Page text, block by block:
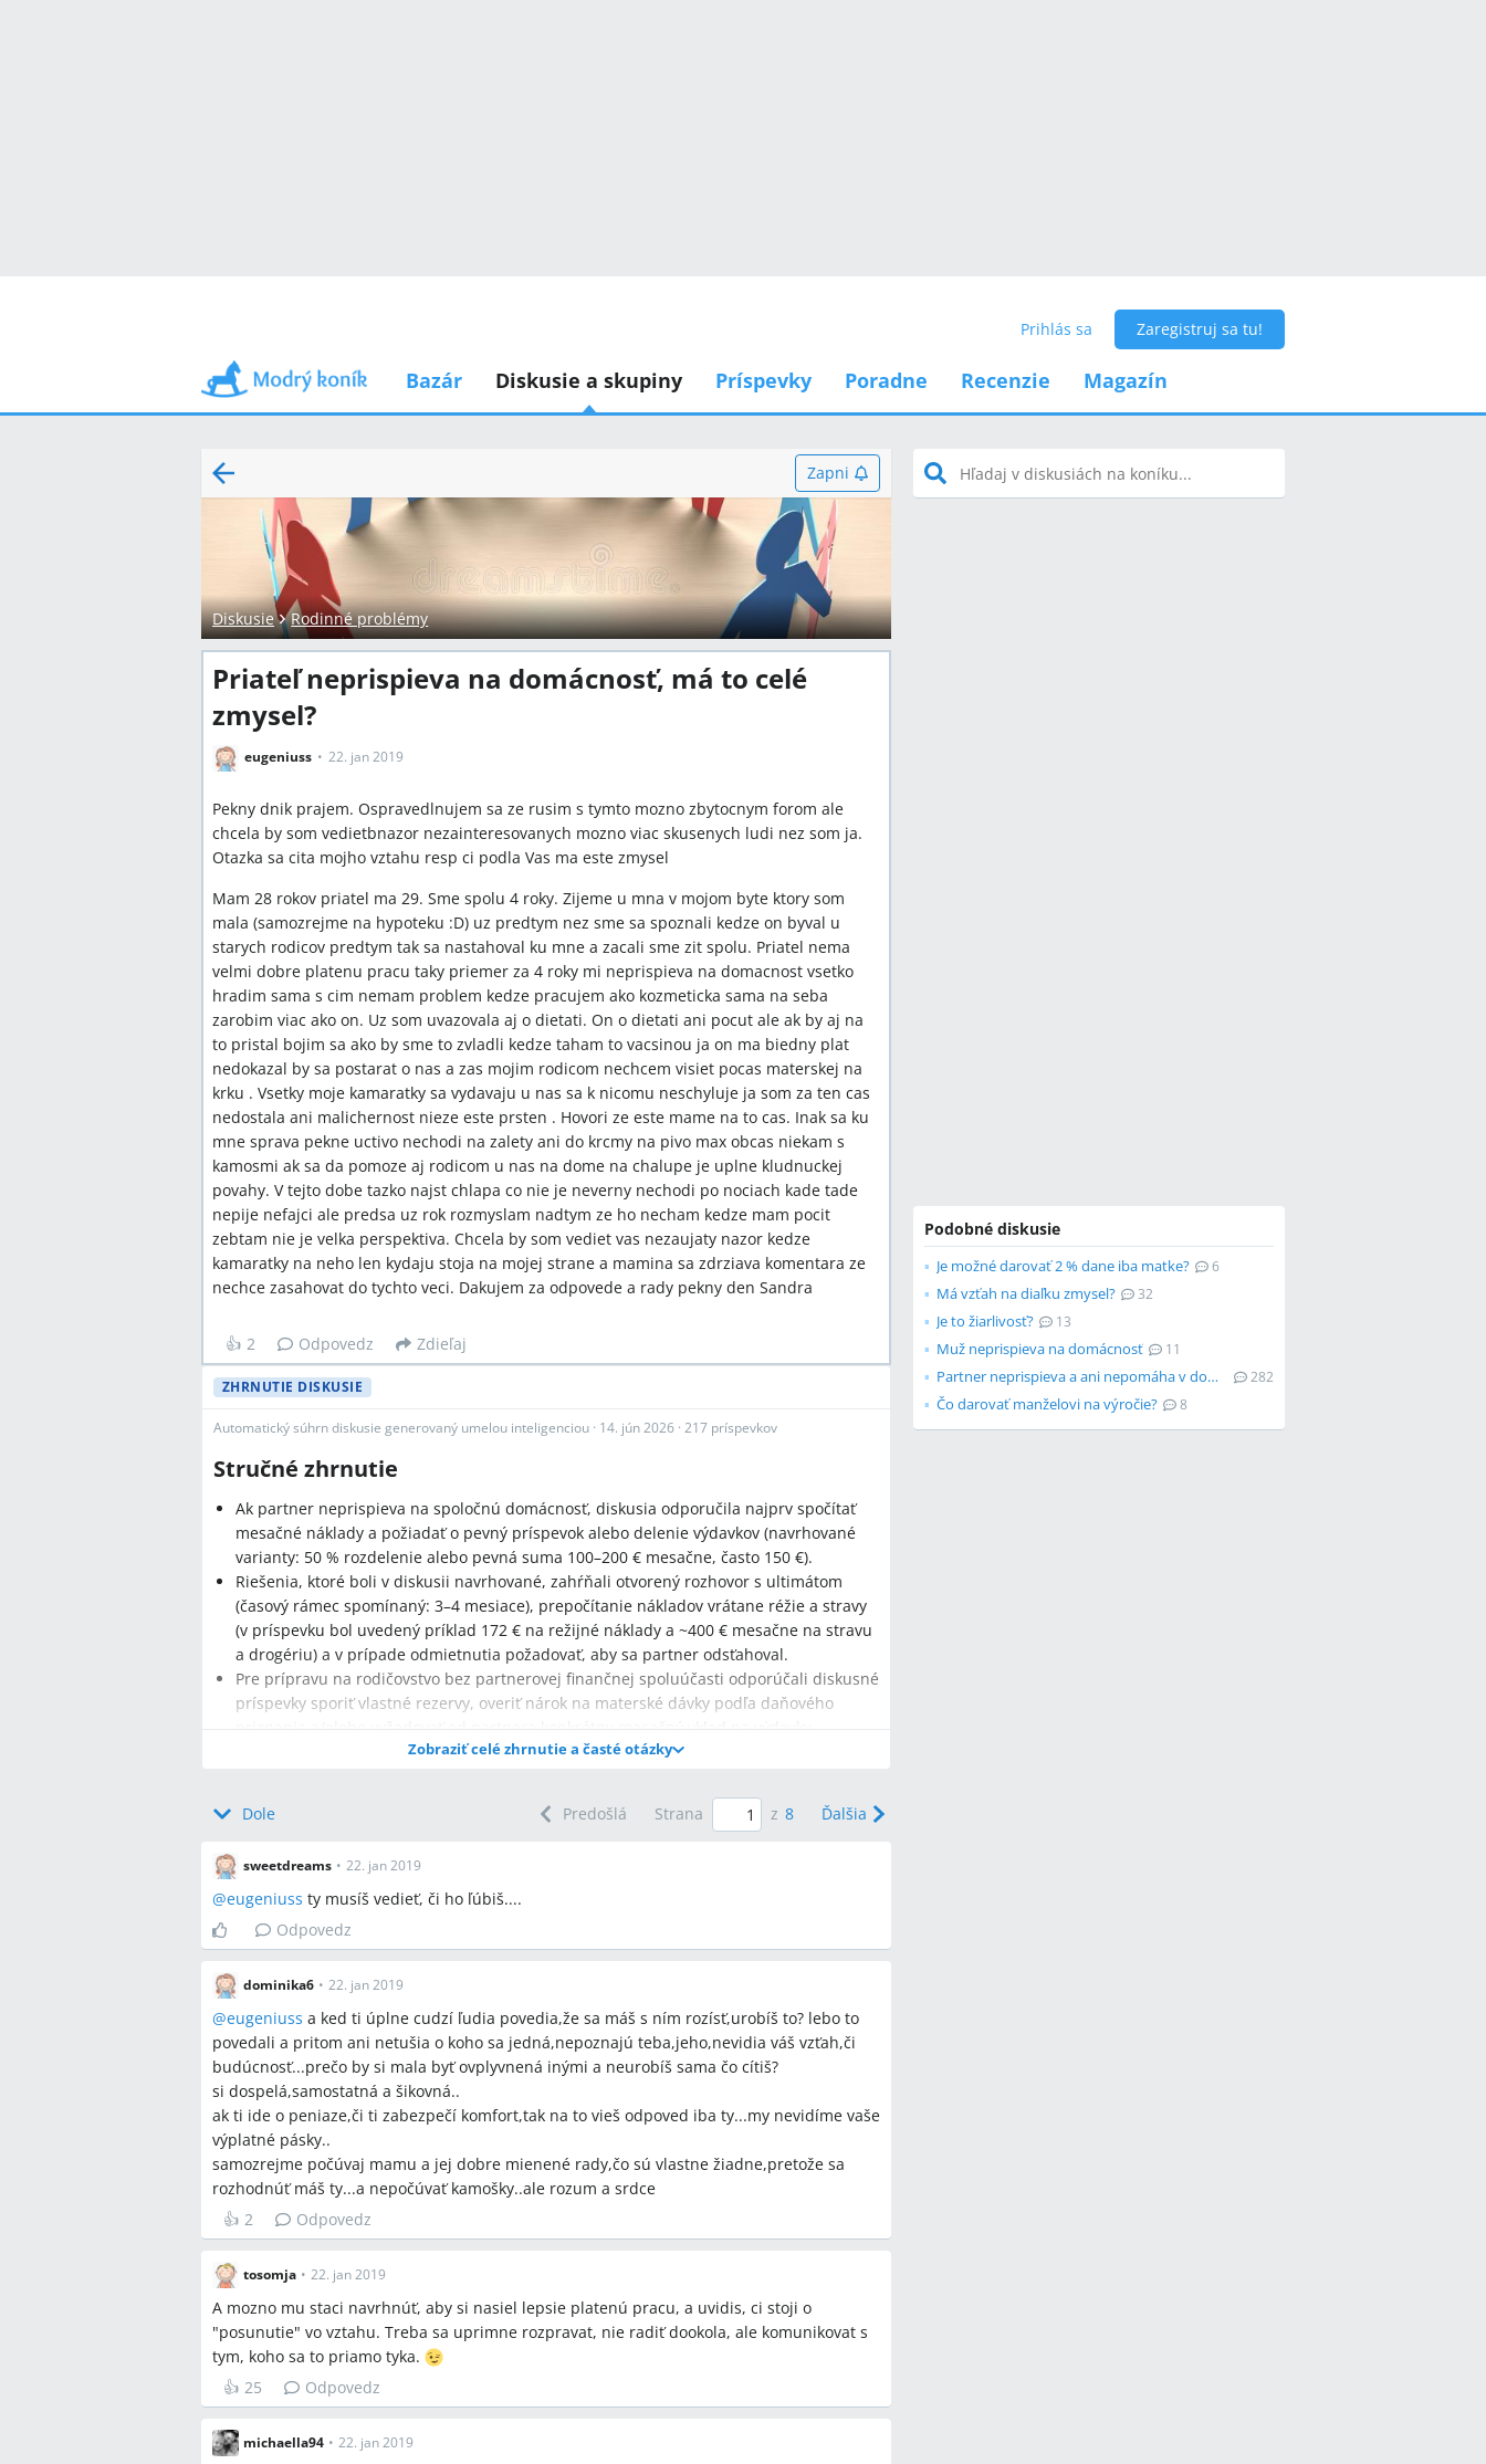
Prihlás sa Zaregistruj sa tu!
Bazár Diskusie a skupiny Príspevky Poradne Recenzie Magazín
Zapni
Diskusie Rodinné problémy
Priateľ neprispieva na domácnosť, má to celé
zmysel?
eugeniuss 22. jan 2019
Pekny dnik prajem. Ospravedlnujem sa ze rusim s tymto mozno zbytocnym forom ale
chcela by som vedietbnazor nezainteresovanych mozno viac skusenych ludi nez som ja.
Otazka sa cita mojho vztahu resp ci podla Vas ma este zmysel
Mam 28 rokov priatel ma 29. Sme spolu 4 roky. Zijeme u mna v mojom byte ktory som
mala (samozrejme na hypoteku :D) uz predtym nez sme sa spoznali kedze on byval u
starych rodicov predtym tak sa nastahoval ku mne a zacali sme zit spolu. Priatel nema
velmi dobre platenu pracu taky priemer za 4 roky mi neprispieva na domacnost vsetko
hradim sama s cim nemam problem kedze pracujem ako kozmeticka sama na seba
zarobim viac ako on. Uz som uvazovala aj o dietati. On o dietati ani pocut ale ak by aj na
to pristal bojim sa ako by sme to zvladli kedze taham to vacsinou ja on ma biedny plat
nedokazal by sa postarat o nas a zas mojim rodicom nechcem visiet pocas materskej na
krku . Vsetky moje kamaratky sa vydavaju u nas sa k nicomu neschyluje ja som za ten cas
nedostala ani malichernost nieze este prsten . Hovori ze este mame na to cas. Inak sa ku
mne sprava pekne uctivo nechodi na zalety ani do krcmy na pivo max obcas niekam s
kamosmi ak sa da pomoze aj rodicom u nas na dome na chalupe je uplne kludnuckej
povahy. V tejto dobe tazko najst chlapa co nie je neverny nechodi po nociach kade tade
nepije nefajci ale predsa uz rok rozmyslam nadtym ze ho necham kedze mam pocit
zebtam nie je velka perspektiva. Chcela by som vediet vas nezaujaty nazor kedze
kamaratky na neho len kydaju stoja na mojej strane a mamina sa zdrziava komentara ze
nechce zasahovat do tychto veci. Dakujem za odpovede a rady pekny den Sandra
👍 2 Odpovedz Zdieľaj
ZHRNUTIE DISKUSIE
Automatický súhrn diskusie generovaný umelou inteligenciou · 14. jún 2026 · 217 príspevkov
Stručné zhrnutie
Ak partner neprispieva na spoločnú domácnosť, diskusia odporučila najprv spočítať
mesačné náklady a požiadať o pevný príspevok alebo delenie výdavkov (navrhované
varianty: 50 % rozdelenie alebo pevná suma 100–200 € mesačne, často 150 €).
Riešenia, ktoré boli v diskusii navrhované, zahŕňali otvorený rozhovor s ultimátom
(časový rámec spomínaný: 3–4 mesiace), prepočítanie nákladov vrátane réžie a stravy
(v príspevku bol uvedený príklad 172 € na režijné náklady a ~400 € mesačne na stravu
a drogériu) a v prípade odmietnutia požadovať, aby sa partner odsťahoval.
Pre prípravu na rodičovstvo bez partnerovej finančnej spoluúčasti odporúčali diskusné
príspevky sporiť vlastné rezervy, overiť nárok na materské dávky podľa daňového
A:Spočítajte mesačné náklady vrátane režijných platieb a potravín (v diskusii spomenuté
(napr. 50 % alebo 100–200 € mesačne) a dohodnite termín na vyhodnotenie zmeny.
Q:Koľko by mal partner prispievať na spoločné výdavky?
A:
V diskusii sa odporúčalo buď percentuálne delenie 50 % zo spoločných nákladov, alebo
pevná čiastka v rozmedzí 100–200 € mesačne; konkrétne často uvádzaná suma bola 150
€.
Q:Čo robiť, ak partner odmieta prispievať alebo meniť správanie?
A:Navrhované kroky zahŕňali nastaviť ultimátum 3–4 mesiace na zmenu, požiadať ho o
odsťahovanie do podnájmu alebo ukončiť vzťah, ak partner trvale odmieta zdieľať náklady
alebo prevziať domácu prácu.
Q: Ako sa finančne pripraviť na materskú, keď partner neprispieva?
A: Overte nárok na materské dávky podľa daňového priznania, začnite sporiť rezervu na
obdobie materskej (diskutované mesačné sumy na sporenie/kompenzáciu v rozhovore:
100–200 € alebo príspevok partnera 150 €) a zvážte zdieľanie nákladov pred otehotnením.
Q:Môže partner nahradiť matku na materskej ako alternatívu?
A:V diskusii sa ako možnosť spomínalo, že partner môže ostať doma namiesto matky, ale
väčšina diskutujúcich túto možnosť považovala za nevhodnú alebo rizikovú bez
predchádzajúcej finančnej dohody.
Q:Ako rozdeliť domácnosť a povinnosti pri nerovnom príjme?
A:Navrhované modely boli spoločný rozpočet, pevné mesačné príspevky partnera (napr.
150 €), alebo kompenzácia nízkeho príjmu prevzatím väčšej časti domácich prác a
starostlivosti o deti; alternatívou bolo, aby partner zvýšil príjem hľadaním lepšie platenej
práce.
Zobraziť celé zhrnutie a časté otázky
Dole Predošlá Strana z 8 Ďalšia
sweetdreams • 22. jan 2019
@eugeniuss ty musíš vedieť, či ho ľúbiš....
Odpovedz
dominika6 • 22. jan 2019
@eugeniuss a ked ti úplne cudzí ľudia povedia,že sa máš s ním rozísť,urobíš to? lebo to
povedali a pritom ani netušia o koho sa jedná,nepoznajú teba,jeho,nevidia váš vzťah,či
budúcnosť...prečo by si mala byť ovplyvnená inými a neurobíš sama čo cítiš?
si dospelá,samostatná a šikovná..
ak ti ide o peniaze,či ti zabezpečí komfort,tak na to vieš odpoved iba ty...my nevidíme vaše
výplatné pásky..
samozrejme počúvaj mamu a jej dobre mienené rady,čo sú vlastne žiadne,pretože sa
rozhodnúť máš ty...a nepočúvať kamošky..ale rozum a srdce
👍 2 Odpovedz
tosomja • 22. jan 2019
A mozno mu staci navrhnúť, aby si nasiel lepsie platenú pracu, a uvidis, ci stoji o
"posunutie" vo vztahu. Treba sa uprimne rozpravat, nie radiť dookola, ale komunikovat s
tym, koho sa to priamo tyka.
👍 25 Odpovedz
michaella94 • 22. jan 2019
Podobné diskusie
Je možné darovať 2 % dane iba matke? 6
Má vzťah na diaľku zmysel? 32
Je to žiarlivosť? 13
Muž neprispieva na domácnosť 11
Partner neprispieva a ani nepomáha v domácnosti 282
Čo darovať manželovi na výročie? 8